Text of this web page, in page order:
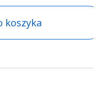
koszyka